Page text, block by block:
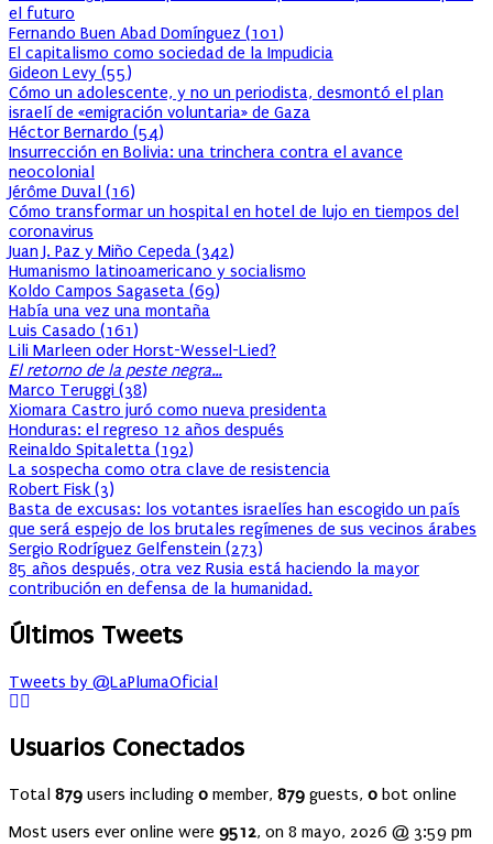
el futuro
Fernando Buen Abad Domínguez (101)
El capitalismo como sociedad de la Impudicia
Gideon Levy (55)
Cómo un adolescente, y no un periodista, desmontó el plan
israelí de «emigración voluntaria» de Gaza
Héctor Bernardo (54)
Insurrección en Bolivia: una trinchera contra el avance
neocolonial
Jérôme Duval (16)
Cómo transformar un hospital en hotel de lujo en tiempos del
coronavirus
Juan J. Paz y Miño Cepeda (342)
Humanismo latinoamericano y socialismo
Koldo Campos Sagaseta (69)
Había una vez una montaña
Luis Casado (161)
Lili Marleen oder Horst-Wessel-Lied?
El retorno de la peste negra…
Marco Teruggi (38)
Xiomara Castro juró como nueva presidenta
Honduras: el regreso 12 años después
Reinaldo Spitaletta (192)
La sospecha como otra clave de resistencia
Robert Fisk (3)
Basta de excusas: los votantes israelíes han escogido un país
que será espejo de los brutales regímenes de sus vecinos árabes
Sergio Rodríguez Gelfenstein (273)
85 años después, otra vez Rusia está haciendo la mayor
contribución en defensa de la humanidad.
Últimos Tweets
Tweets by @LaPlumaOficial
Usuarios Conectados
Total 879 users including 0 member, 879 guests, 0 bot online
Most users ever online were 9512, on 8 mayo, 2026 @ 3:59 pm